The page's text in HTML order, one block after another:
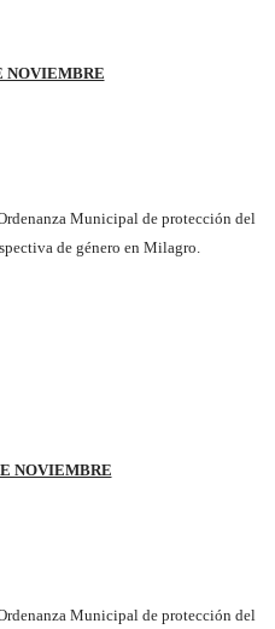
NOVIEMBRE
Municipal de protección del
de género en Milagro.
NOVIEMBRE
Municipal de protección del